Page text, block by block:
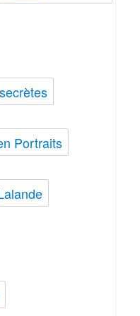
Portraits